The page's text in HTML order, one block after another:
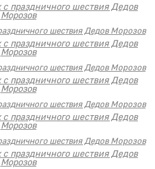
праздничного шествия Дедов
Морозов
праздничного шествия Дедов
Морозов
праздничного шествия Дедов
Морозов
праздничного шествия Дедов
Морозов
праздничного шествия Дедов
Морозов